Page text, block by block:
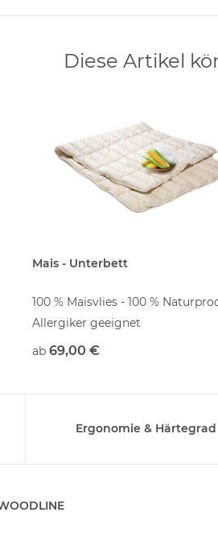
Diese Artikel
Mais - Unterbett
100 % Maisvlies - 100 %
Allergiker geeignet
ab 69,00 €
Ergonomie & Härtegrad